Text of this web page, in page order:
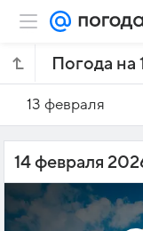
Погода на
13 февраля
14 февраля